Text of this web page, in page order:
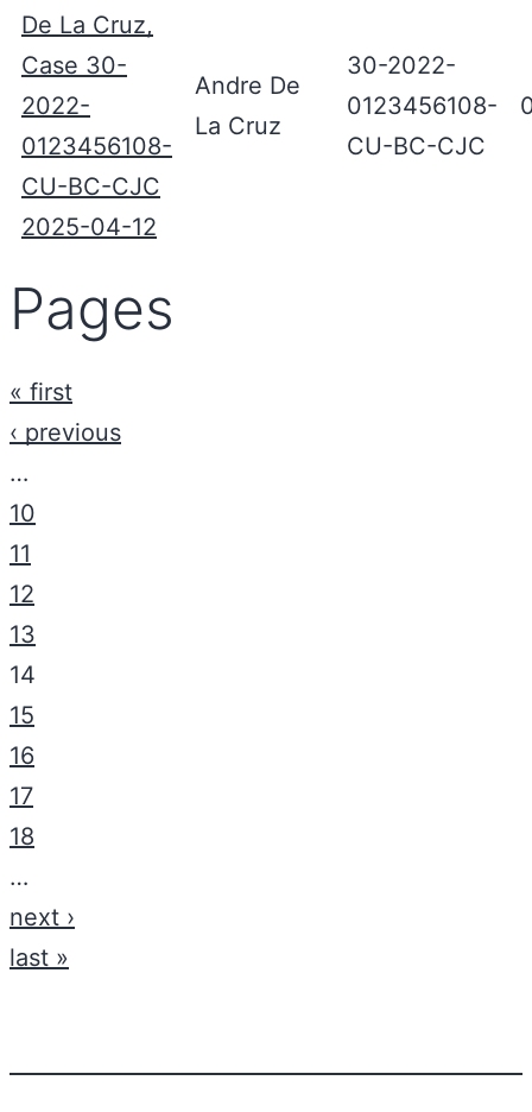
De La Cruz,
Case 30-
2022-
0123456108-
CU-BC-CJC
2025-04-12
Andre De
La Cruz
30-2022-
0123456108-
CU-BC-CJC
Pages
« first
‹ previous
…
10
11
12
13
14
15
16
17
18
…
next ›
last »